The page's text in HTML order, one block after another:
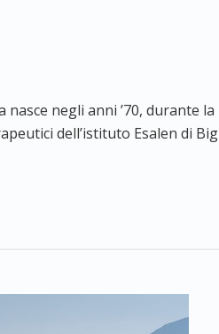
negli anni ’70, durante la
dell’istituto Esalen di Big